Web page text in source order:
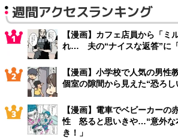
週間アクセスランキング
【漫画】カフェ店員から「ミ
れ… 夫の“ナイスな返答”に「
【漫画】小学校で人気の男
個室の隙間から見えた“恐ろし
【漫画】電車でベビーカーの
性 怒ると思いきや…“意外な
き！」